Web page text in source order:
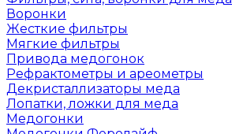
Воронки
Жесткие фильтры
Мягкие фильтры
Привода медогонок
Рефрактометры и ареометры
Декристаллизаторы меда
Лопатки, ложки для меда
Медогонки